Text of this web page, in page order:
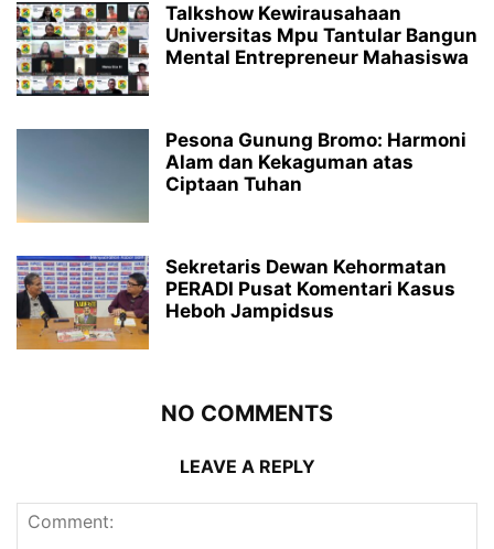
Talkshow Kewirausahaan
Universitas Mpu Tantular Bangun
Mental Entrepreneur Mahasiswa
Pesona Gunung Bromo: Harmoni
Alam dan Kekaguman atas
Ciptaan Tuhan
Sekretaris Dewan Kehormatan
PERADI Pusat Komentari Kasus
Heboh Jampidsus
NO COMMENTS
LEAVE A REPLY